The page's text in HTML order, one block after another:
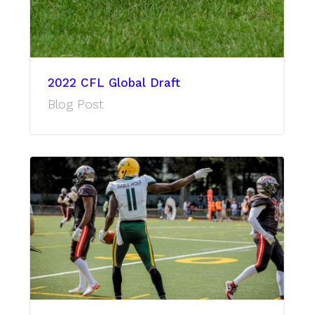
2022 CFL Global Draft
Blog Post